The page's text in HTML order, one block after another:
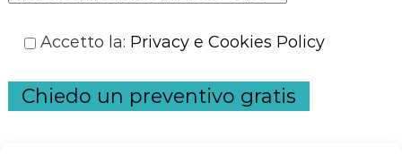
Accetto la: Privacy e Cookies Policy
Chiedo un preventivo gratis